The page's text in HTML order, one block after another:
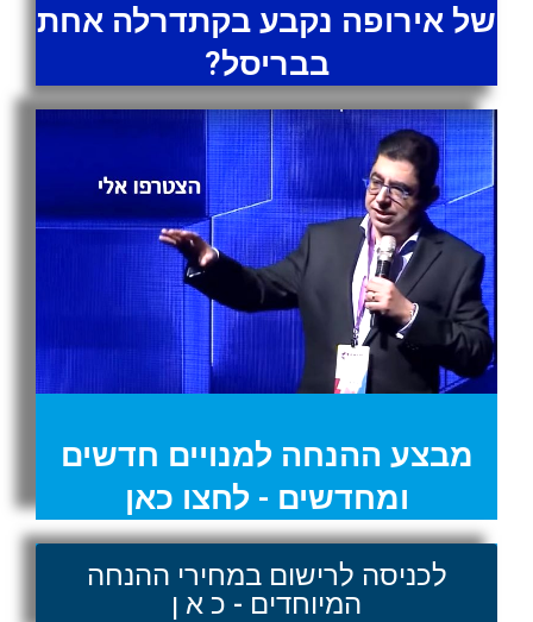
של אירופה נקבע בקתדרלה אחת
בבריסל?
מבצע ההנחה למנויים חדשים
ומחדשים - לחצו כאן
לכניסה לרישום במחירי ההנחה
המיוחדים - כ א ן